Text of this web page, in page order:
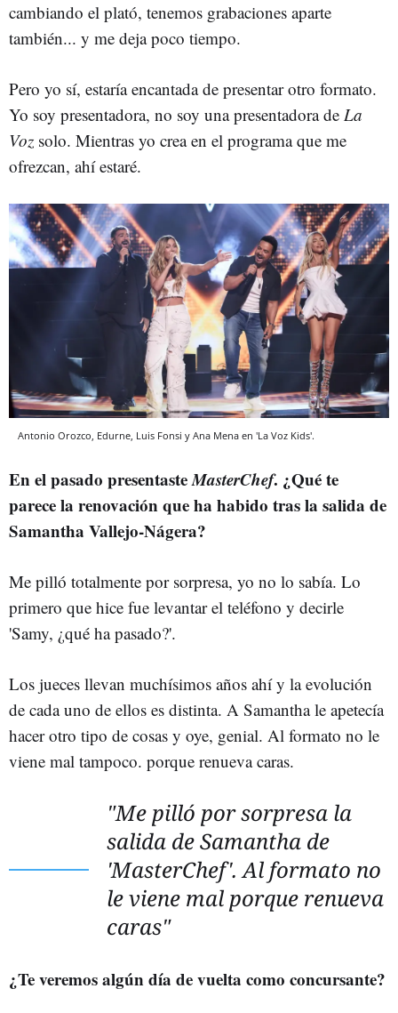
cambiando el plató, tenemos grabaciones aparte
también... y me deja poco tiempo.
Pero yo sí, estaría encantada de presentar otro formato.
Yo soy presentadora, no soy una presentadora de La
Voz solo. Mientras yo crea en el programa que me
ofrezcan, ahí estaré.
Antonio Orozco, Edurne, Luis Fonsi y Ana Mena en 'La Voz Kids'.
En el pasado presentasteMasterChef. ¿Qué te
parece la renovación que ha habido tras la salida de
Samantha Vallejo-Nágera?
Me pilló totalmente por sorpresa, yo no lo sabía. Lo
primero que hice fue levantar el teléfono y decirle
'Samy, ¿qué ha pasado?'.
Los jueces llevan muchísimos años ahí y la evolución
de cada uno de ellos es distinta. A Samantha le apetecía
hacer otro tipo de cosas y oye, genial. Al formato no le
viene mal tampoco. porque renueva caras.
"Me pilló por sorpresa la
salida de Samantha de
'MasterChef'. Al formato no
le viene mal porque renueva
caras"
¿Te veremos algún día de vuelta como concursante?